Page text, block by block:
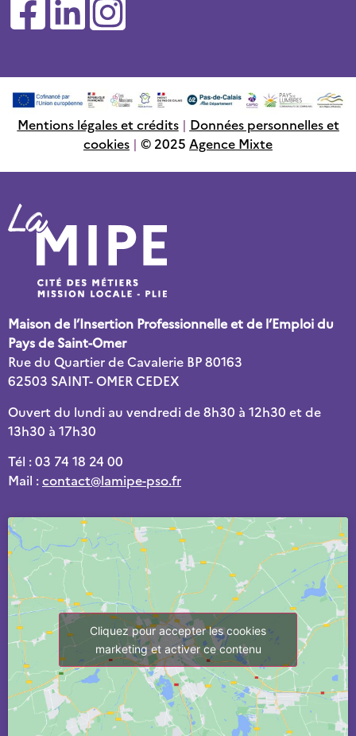
Mentions légales et crédits | Données personnelles et
cookies | © 2025 Agence Mixte
Maison de l’Insertion Professionnelle et de l’Emploi du
Pays de Saint-Omer
Rue du Quartier de Cavalerie BP 80163
62503 SAINT- OMER CEDEX
Ouvert du lundi au vendredi de 8h30 à 12h30 et de
13h30 à 17h30
Tél : 03 74 18 24 00
Mail :contact@lamipe-pso.fr
Cliquez pour accepter les cookies
marketing et activer ce contenu